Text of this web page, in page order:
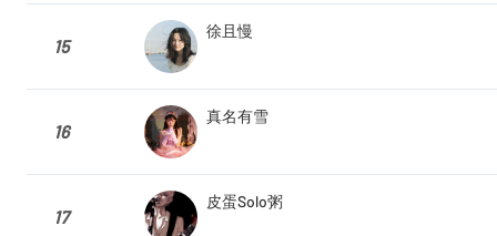
15
徐且慢
16
真名有雪
17
皮蛋Solo粥